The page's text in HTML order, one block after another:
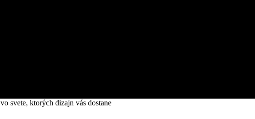
svete, ktorých dizajn vás dostane